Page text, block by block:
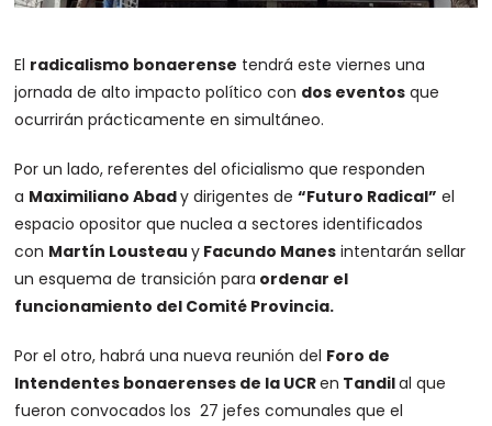
El radicalismo bonaerense tendrá este viernes una
jornada de alto impacto político con dos eventos que
ocurrirán prácticamente en simultáneo.
Por un lado, referentes del oficialismo que responden
a Maximiliano Abady dirigentes de“Futuro Radical” el
espacio opositor que nuclea a sectores identificados
con Martín Lousteauy Facundo Manes intentarán sellar
un esquema de transición para ordenar el
funcionamiento del Comité Provincia.
Por el otro, habrá una nueva reunión del Foro de
Intendentes bonaerenses de la UCRen Tandilal que
fueron convocados los 27 jefes comunales que el